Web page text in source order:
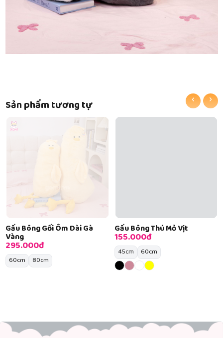
Sản phẩm tương tự
Gấu Bông Gối Ôm Dài Gà
Vàng
295.000đ
60cm 80cm
Gấu Bông Thú Mỏ Vịt
155.000đ
45cm 60cm
‹ ›